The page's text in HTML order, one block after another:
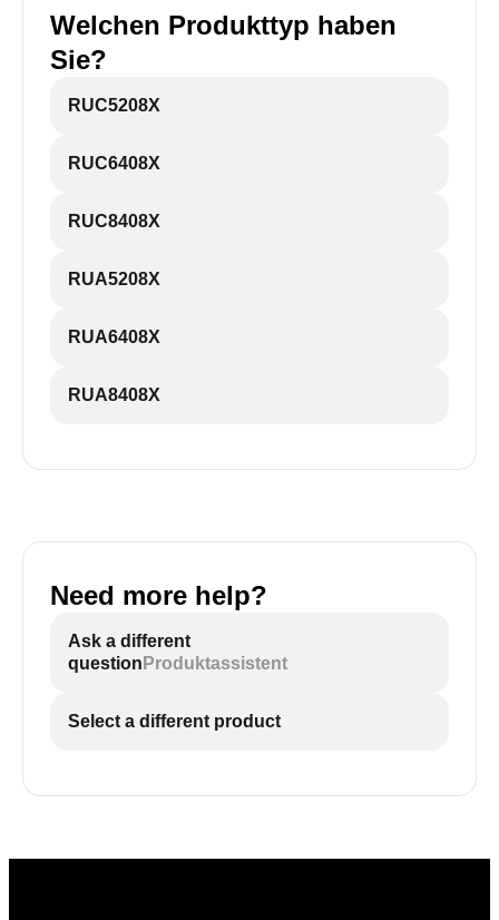
Welchen Produkttyp haben
Sie?
RUC5208X
RUC6408X
RUC8408X
RUA5208X
RUA6408X
RUA8408X
Need more help?
Ask a different
question Produktassistent
Select a different product